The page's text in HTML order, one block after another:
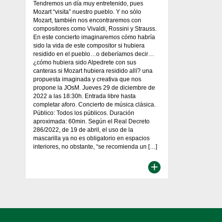
Tendremos un día muy entretenido, pues
Mozart “visita” nuestro pueblo. Y no sólo
Mozart, también nos encontraremos con
compositores como Vivaldi, Rossini y Strauss.
En este concierto imaginaremos cómo habría
sido la vida de este compositor si hubiera
residido en el pueblo…o deberíamos decir…
¿cómo hubiera sido Alpedrete con sus
canteras si Mozart hubiera residido allí? una
propuesta imaginada y creativa que nos
propone la JOsM. Jueves 29 de diciembre de
2022 a las 18:30h. Entrada libre hasta
completar aforo. Concierto de música clásica.
Público: Todos los públicos. Duración
aproximada: 60min. Según el Real Decreto
286/2022, de 19 de abril, el uso de la
mascarilla ya no es obligatorio en espacios
interiores, no obstante, “se recomienda un […]
+